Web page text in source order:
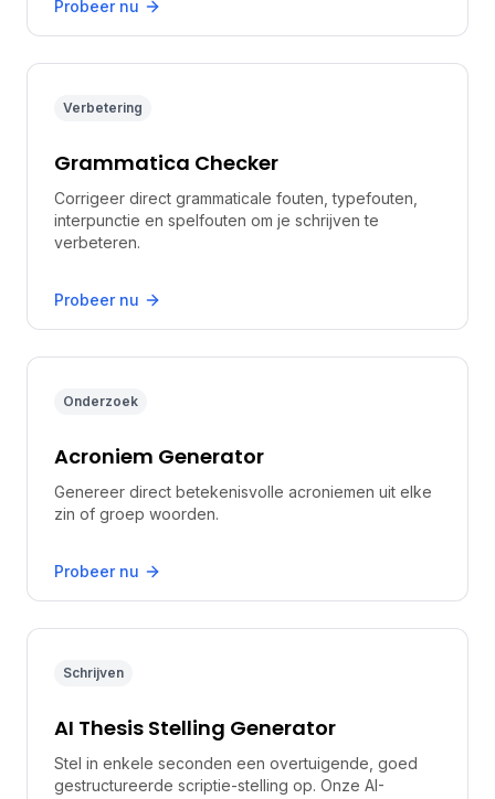
Probeer nu
Verbetering
Grammatica Checker
Corrigeer direct grammaticale fouten, typefouten,
interpunctie en spelfouten om je schrijven te
verbeteren.
Probeer nu
Onderzoek
Acroniem Generator
Genereer direct betekenisvolle acroniemen uit elke
zin of groep woorden.
Probeer nu
Schrijven
AI Thesis Stelling Generator
Stel in enkele seconden een overtuigende, goed
gestructureerde scriptie-stelling op. Onze AI-